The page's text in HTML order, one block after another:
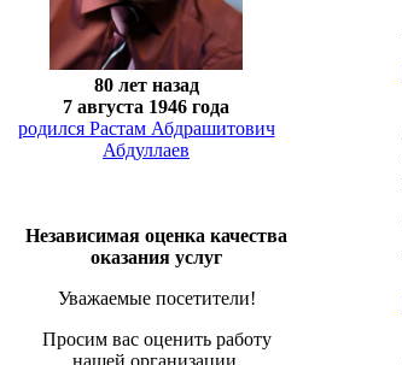
80 лет назад
7 августа 1946 года
родился Растам Абдрашитович
Абдуллаев
Независимая оценка качества
оказания услуг
Уважаемые посетители!
Просим вас оценить работу
нашей организации.